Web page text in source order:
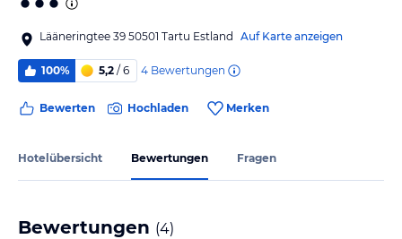
Lääneringtee 39 50501 Tartu Estland Auf Karte anzeigen
100% 5,2 / 6 4 Bewertungen
Bewerten Hochladen Merken
Hotelübersicht Bewertungen Fragen
Bewertungen (4)